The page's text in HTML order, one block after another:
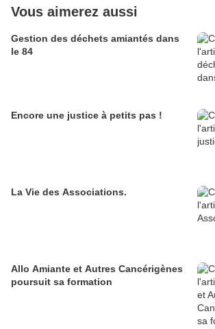
Vous aimerez aussi
Gestion des déchets amiantés dans
le 84
Encore une justice à petits pas !
La Vie des Associations.
Allo Amiante et Autres Cancérigènes
poursuit sa formation